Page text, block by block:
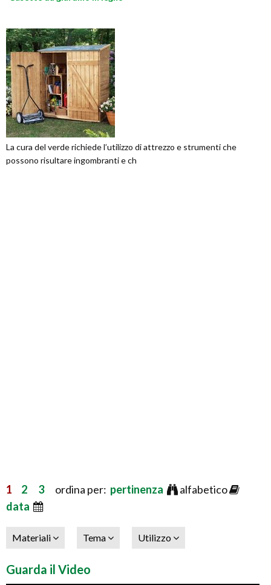
La cura del verde richiede l’utilizzo di attrezzo e strumenti che
possono risultare ingombranti e ch
1 2 3ordina per: pertinenza
alfabetico
data
Materiali Tema Utilizzo
Guarda il Video